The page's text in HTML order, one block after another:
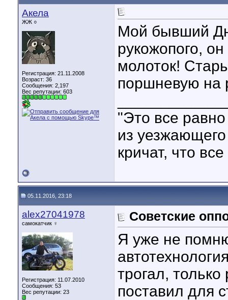
Акела
ЖЖ ○
Регистрация: 21.11.2008
Возраст: 36
Сообщения: 2,197
Вес репутации: 603
Мой бывший
рукожопого,
молоток!
поршневую на
"Это все
из уезжающего
кричат, что
05.11.2016, 23:18
alex27041978
самокатчик ♀
Регистрация: 11.07.2010
Сообщения: 53
Вес репутации: 23
Советские
Я уже не
трогал,
поставил для